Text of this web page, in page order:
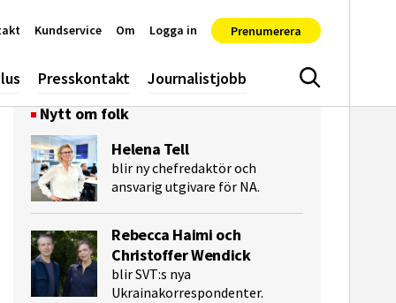
Presskontakt Journalistjobb Sök
Kundservice Om Logga in Prenumerera
Nytt om folk
Helena Tell
blir ny chefredaktör och
ansvarig utgivare för NA.
Rebecca Haimi och
Christoffer Wendick
blir SVT:s nya
Ukrainakorrespondenter.